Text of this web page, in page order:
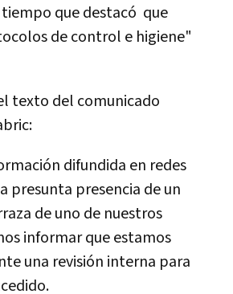
que destacó que
de control e higiene"
texto del comunicado
difundida en redes
presunta presencia de un
de uno de nuestros
informar que estamos
una revisión interna para